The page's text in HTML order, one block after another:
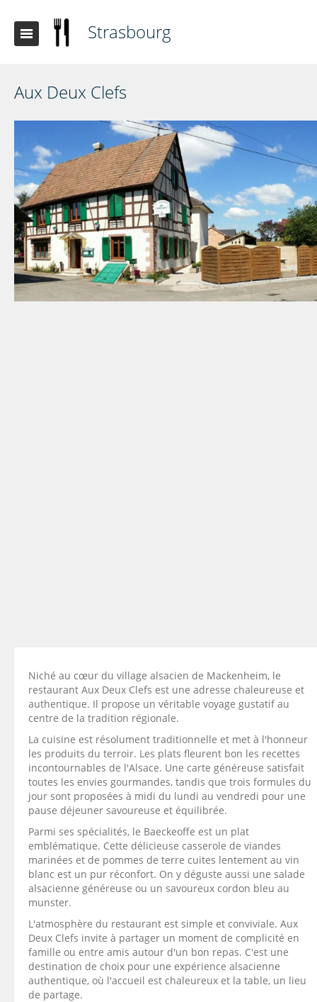
Strasbourg
Aux Deux Clefs
Niché au cœur du village alsacien de Mackenheim, le
restaurant Aux Deux Clefs est une adresse chaleureuse et
authentique. Il propose un véritable voyage gustatif au
centre de la tradition régionale.
La cuisine est résolument traditionnelle et met à l'honneur
les produits du terroir. Les plats fleurent bon les recettes
incontournables de l'Alsace. Une carte généreuse satisfait
toutes les envies gourmandes, tandis que trois formules du
jour sont proposées à midi du lundi au vendredi pour une
pause déjeuner savoureuse et équilibrée.
Parmi ses spécialités, le Baeckeoffe est un plat
emblématique. Cette délicieuse casserole de viandes
marinées et de pommes de terre cuites lentement au vin
blanc est un pur réconfort. On y déguste aussi une salade
alsacienne généreuse ou un savoureux cordon bleu au
munster.
L'atmosphère du restaurant est simple et conviviale. Aux
Deux Clefs invite à partager un moment de complicité en
famille ou entre amis autour d'un bon repas. C'est une
destination de choix pour une expérience alsacienne
authentique, où l'accueil est chaleureux et la table, un lieu
de partage.